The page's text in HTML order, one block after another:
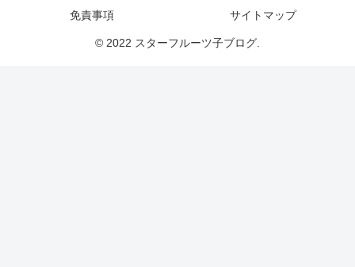
免責事項
サイトマップ
© 2022 スターフルーツ子ブログ.